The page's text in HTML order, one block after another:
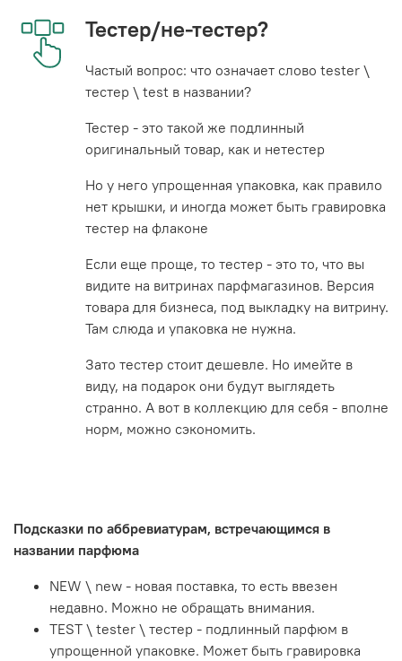
Тестер/не-тестер?
Частый вопрос: что означает слово tester \
тестер \ test в названии?
Тестер - это такой же подлинный
оригинальный товар, как и нетестер
Но у него упрощенная упаковка, как правило
нет крышки, и иногда может быть гравировка
тестер на флаконе
Если еще проще, то тестер - это то, что вы
видите на витринах парфмагазинов. Версия
товара для бизнеса, под выкладку на витрину.
Там слюда и упаковка не нужна.
Зато тестер стоит дешевле. Но имейте в
виду, на подарок они будут выглядеть
странно. А вот в коллекцию для себя - вполне
норм, можно сэкономить.
Подсказки по аббревиатурам, встречающимся в
названии парфюма
NEW \ new - новая поставка, то есть ввезен
недавно. Можно не обращать внимания.
TEST \ tester \ тестер - подлинный парфюм в
упрощенной упаковке. Может быть гравировка